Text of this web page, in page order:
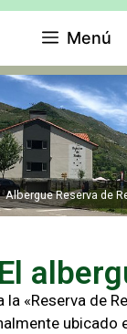
Menú
Albergue Reserva de
El
la «Reserva de
ubicado